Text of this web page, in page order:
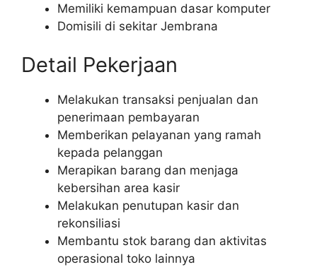
Memiliki kemampuan dasar komputer
Domisili di sekitar Jembrana
Detail Pekerjaan
Melakukan transaksi penjualan dan
penerimaan pembayaran
Memberikan pelayanan yang ramah
kepada pelanggan
Merapikan barang dan menjaga
kebersihan area kasir
Melakukan penutupan kasir dan
rekonsiliasi
Membantu stok barang dan aktivitas
operasional toko lainnya